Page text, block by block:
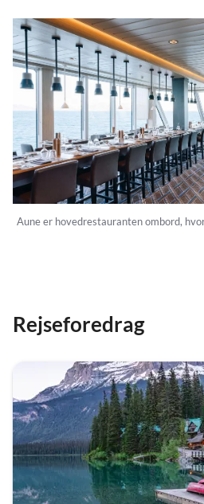
Aune er hovedrestauranten ombord,
Rejseforedrag